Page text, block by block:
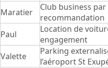
Maratier
Club business par
recommandation
Paul
Location de
engagement
Valette
Parking
l’aéroport St